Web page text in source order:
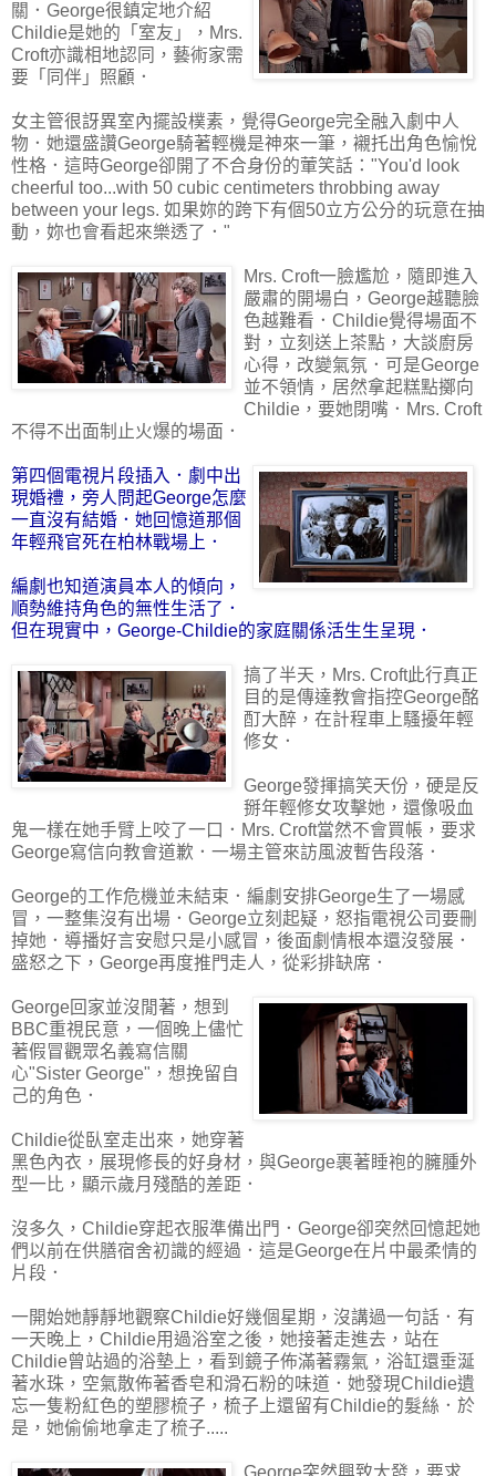
關．George很鎮定地介紹
Childie是她的「室友」，Mrs.
Croft亦識相地認同，藝術家需
要「同伴」照顧．
女主管很訝異室內擺設樸素，覺得George完全融入劇中人
物．她還盛讚George騎著輕機是神來一筆，襯托出角色愉悅
性格．這時George卻開了不合身份的葷笑話："You'd look
cheerful too...with 50 cubic centimeters throbbing away
between your legs. 如果妳的跨下有個50立方公分的玩意在抽
動，妳也會看起來樂透了．"
Mrs. Croft一臉尷尬，隨即進入
嚴肅的開場白，George越聽臉
色越難看．Childie覺得場面不
對，立刻送上茶點，大談廚房
心得，改變氣氛．可是George
並不領情，居然拿起糕點擲向
Childie，要她閉嘴．Mrs. Croft
不得不出面制止火爆的場面．
第四個電視片段插入．劇中出
現婚禮，旁人問起George怎麼
一直沒有結婚．她回憶道那個
年輕飛官死在柏林戰場上．
編劇也知道演員本人的傾向，
順勢維持角色的無性生活了．
但在現實中，George-Childie的家庭關係活生生呈現．
搞了半天，Mrs. Croft此行真正
目的是傳達教會指控George酩
酊大醉，在計程車上騷擾年輕
修女．
George發揮搞笑天份，硬是反
掰年輕修女攻擊她，還像吸血
鬼一樣在她手臂上咬了一口．Mrs. Croft當然不會買帳，要求
George寫信向教會道歉．一場主管來訪風波暫告段落．
George的工作危機並未結束．編劇安排George生了一場感
冒，一整集沒有出場．George立刻起疑，怒指電視公司要刪
掉她．導播好言安慰只是小感冒，後面劇情根本還沒發展．
盛怒之下，George再度推門走人，從彩排缺席．
George回家並沒閒著，想到
BBC重視民意，一個晚上儘忙
著假冒觀眾名義寫信關
心"Sister George"，想挽留自
己的角色．
Childie從臥室走出來，她穿著
黑色內衣，展現修長的好身材，與George裹著睡袍的臃腫外
型一比，顯示歲月殘酷的差距．
沒多久，Childie穿起衣服準備出門．George卻突然回憶起她
們以前在供膳宿舍初識的經過．這是George在片中最柔情的
片段．
一開始她靜靜地觀察Childie好幾個星期，沒講過一句話．有
一天晚上，Childie用過浴室之後，她接著走進去，站在
Childie曾站過的浴墊上，看到鏡子佈滿著霧氣，浴缸還垂涎
著水珠，空氣散佈著香皂和滑石粉的味道．她發現Childie遺
忘一隻粉紅色的塑膠梳子，梳子上還留有Childie的髮絲．於
是，她偷偷地拿走了梳子.....